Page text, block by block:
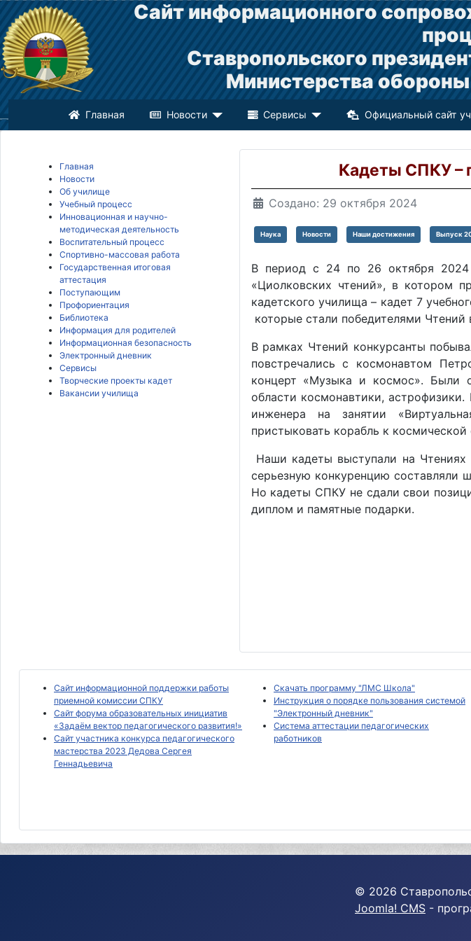
Сайт информационного
Ставропольского
Министерства
Главная Новости Сервисы Официальный сайт
Главная
Новости
Об училище
Учебный процесс
Инновационная и научно-
методическая деятельность
Воспитательный процесс
Спортивно-массовая работа
Государственная итоговая
аттестация
Поступающим
Профориентация
Библиотека
Информация для родителей
Информационная безопасность
Электронный дневник
Сервисы
Творческие проекты кадет
Вакансии училища
Кадеты СПКУ –
Создано: 29 октября 2024
Наука Новости Наши достижения Выпуск
В период с 24 по 26 октября 2024
«Циолковских чтений», в котором
кадетского училища – кадет 7
которые стали победителями
В рамках Чтений конкурсанты
повстречались с космонавтом
концерт «Музыка и космос». Были
области космонавтики,
инженера на занятии
пристыковать корабль к космической
Наши кадеты выступали на
серьезную конкуренцию составляли
Но кадеты СПКУ не сдали свои
диплом и памятные подарки.
Сайт информационной поддержки работы
приемной комиссии СПКУ
Сайт форума образовательных инициатив
«Задаём вектор педагогического развития!»
Сайт участника конкурса педагогического
мастерства 2023 Дедова Сергея
Геннадьевича
Скачать программу "ЛМС Школа"
Инструкция о порядке пользования системой
"Электронный дневник"
Система аттестации педагогических
работников
© 2026
Joomla! CMS -